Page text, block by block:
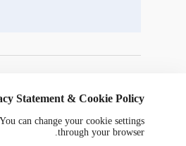
Statement & Cookie Policy
can change your cookie settings
through your browser.